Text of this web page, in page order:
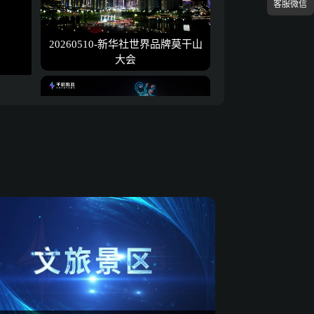
客服微信
20260510-新华社世界品牌莫干山
大会